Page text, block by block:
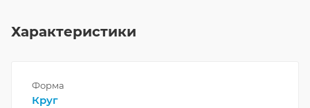
Характеристики
Форма
Круг